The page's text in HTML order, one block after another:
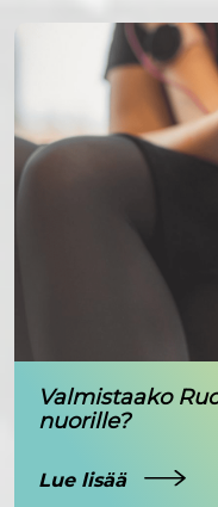
Valmistaako
nuorille?
Lue lisää